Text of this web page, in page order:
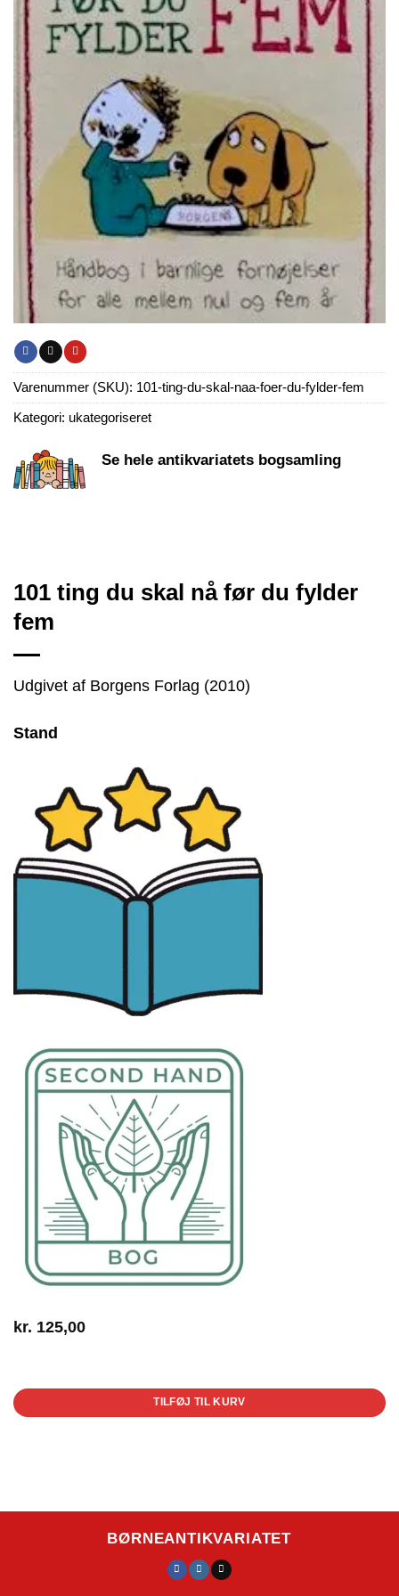
Varenummer (SKU): 101-ting-du-skal-naa-foer-du-fylder-fem
Kategori: ukategoriseret
Se hele antikvariatets bogsamling
101 ting du skal nå før du fylder
fem
Udgivet af Borgens Forlag (2010)
Stand
kr. 125,00
TILFØJ TIL KURV
BØRNEANTIKVARIATET